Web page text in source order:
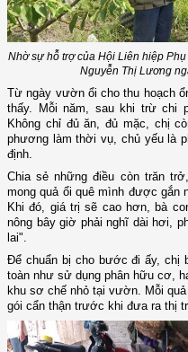
Nhờ sự hỗ trợ của Hội Liên hiệp
Nguyễn Thị Lương
Từ ngày vườn ổi cho thu hoạch
thấy. Mỗi năm, sau khi trừ chi
Không chỉ đủ ăn, đủ mặc, chị
phương làm thời vụ, chủ yếu là
định.
Chia sẻ những điều còn trăn
mong quả ổi quê mình được gắn
Khi đó, giá trị sẽ cao hơn, bà
nông bây giờ phải nghĩ dài hơi,
lai".
Để chuẩn bị cho bước đi ấy, chị
toàn như sử dụng phân hữu cơ,
khu sơ chế nhỏ tại vườn. Mỗi
gói cẩn thận trước khi đưa ra thị